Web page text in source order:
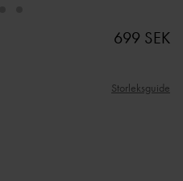
699 SEK
Storleksguide